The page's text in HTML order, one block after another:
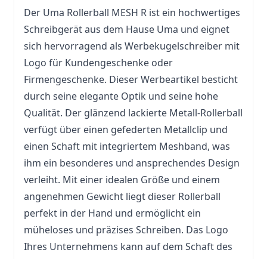
Der Uma Rollerball MESH R ist ein hochwertiges
Schreibgerät aus dem Hause Uma und eignet
sich hervorragend als Werbekugelschreiber mit
Logo für Kundengeschenke oder
Firmengeschenke. Dieser Werbeartikel besticht
durch seine elegante Optik und seine hohe
Qualität. Der glänzend lackierte Metall-Rollerball
verfügt über einen gefederten Metallclip und
einen Schaft mit integriertem Meshband, was
ihm ein besonderes und ansprechendes Design
verleiht. Mit einer idealen Größe und einem
angenehmen Gewicht liegt dieser Rollerball
perfekt in der Hand und ermöglicht ein
müheloses und präzises Schreiben. Das Logo
Ihres Unternehmens kann auf dem Schaft des